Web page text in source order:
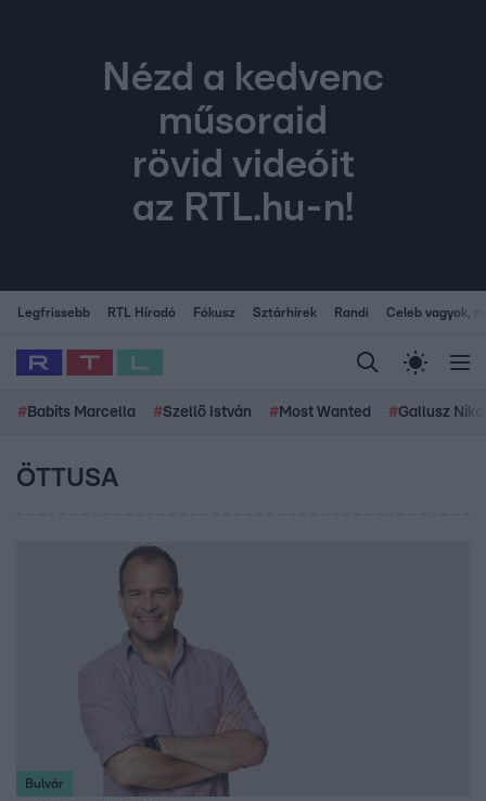
Nézd a kedvenc
műsoraid
rövid videóit
az RTL.hu-n!
Legfrissebb RTL Híradó Fókusz Sztárhírek Randi Celeb vagyok,
# Babits Marcella #Szellő István # Most Wanted #Gallusz
ÖTTUSA
Bulvár